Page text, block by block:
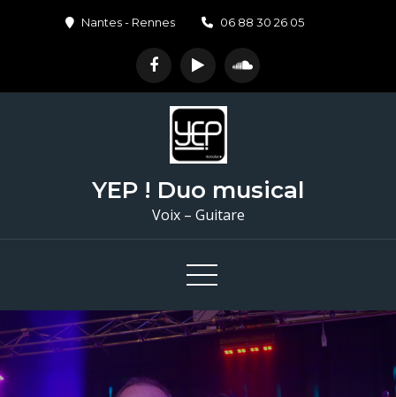
Nantes - Rennes 06 88 30 26 05
YEP ! Duo musical
Voix – Guitare